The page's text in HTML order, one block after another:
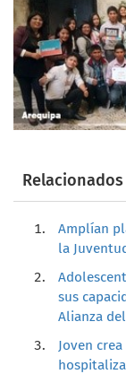
Relacionados
Amplían
la
sus
Alianza
Joven